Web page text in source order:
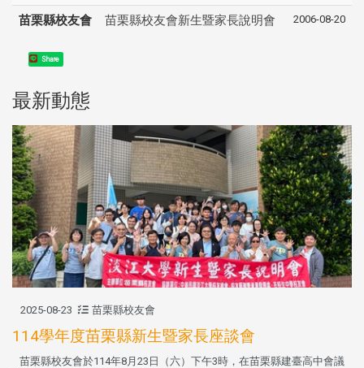
苗栗縣校友會 苗栗縣校友會新生暨家長說明會 2006-08-20
Share
最新動態
2025-08-23 苗栗縣校友會
114學年度苗栗縣新生暨家長座談會
苗栗縣校友會於114年8月23日（六）下午3時，在苗栗縣建臺高中會議